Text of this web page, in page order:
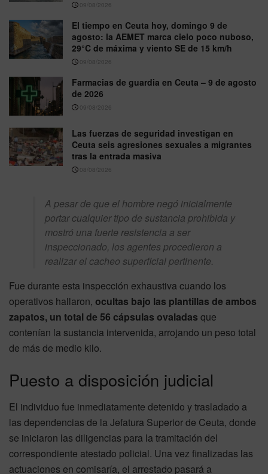
09/08/2026
El tiempo en Ceuta hoy, domingo 9 de
agosto: la AEMET marca cielo poco nuboso,
29°C de máxima y viento SE de 15 km/h
09/08/2026
Farmacias de guardia en Ceuta – 9 de agosto
de 2026
09/08/2026
Las fuerzas de seguridad investigan en
Ceuta seis agresiones sexuales a migrantes
tras la entrada masiva
08/08/2026
A pesar de que el hombre negó inicialmente
portar cualquier tipo de sustancia prohibida y
mostró una fuerte resistencia a ser
inspeccionado, los agentes procedieron a
realizar el cacheo superficial pertinente.
Fue durante esta inspección exhaustiva cuando los
operativos hallaron, ocultas bajo las plantillas de ambos
zapatos, un total de 56 cápsulas ovaladas que
contenían la sustancia intervenida, arrojando un peso total
de más de medio kilo.
Puesto a disposición judicial
El individuo fue inmediatamente detenido y trasladado a
las dependencias de la Jefatura Superior de Ceuta, donde
se iniciaron las diligencias para la tramitación del
correspondiente atestado policial. Una vez finalizadas las
actuaciones en comisaría, el arrestado pasará a